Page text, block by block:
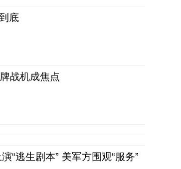
底
战机成焦点
“逃生剧本” 美军方围观“服务”